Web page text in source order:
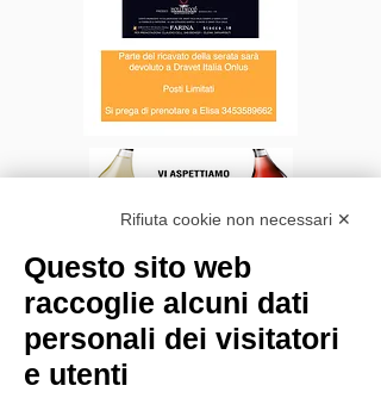
Rifiuta cookie non necessari ✕
Questo sito web
raccoglie alcuni dati
personali dei visitatori
e utenti